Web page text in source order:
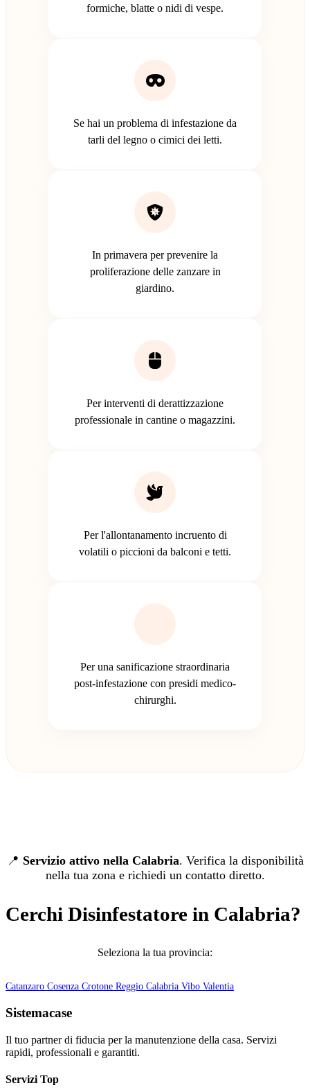
formiche, blatte o nidi di vespe.
Se hai un problema di infestazione da
tarli del legno o cimici dei letti.
In primavera per prevenire la
proliferazione delle zanzare in
giardino.
Per interventi di derattizzazione
professionale in cantine o magazzini.
Per l'allontanamento incruento di
volatili o piccioni da balconi e tetti.
Per una sanificazione straordinaria
post-infestazione con presidi medico-
chirurghi.
📍 Servizio attivo nella Calabria. Verifica la disponibilità
nella tua zona e richiedi un contatto diretto.
Cerchi Disinfestatore in Calabria?
Seleziona la tua provincia:
Catanzaro Cosenza Crotone Reggio Calabria Vibo Valentia
Sistemacase
Il tuo partner di fiducia per la manutenzione della casa. Servizi
rapidi, professionali e garantiti.
Servizi Top